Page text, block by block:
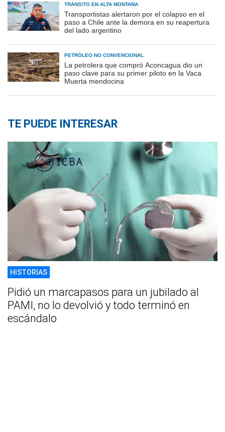
TRÁNSITO EN ALTA MONTAÑA
Transportistas alertaron por el colapso en el
paso a Chile ante la demora en su reapertura
del lado argentino
PETRÓLEO NO CONVENCIONAL
La petrolera que compró Aconcagua dio un
paso clave para su primer piloto en la Vaca
Muerta mendocina
TE PUEDE INTERESAR
HISTORIAS
Pidió un marcapasos para un jubilado al
PAMI, no lo devolvió y todo terminó en
escándalo